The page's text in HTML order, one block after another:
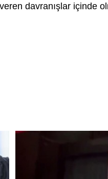
davranışlar içinde